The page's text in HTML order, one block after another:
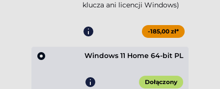
klucza ani licencji Windows)
-185,00 zł*
Windows 11 Home 64-bit PL
Dołączony